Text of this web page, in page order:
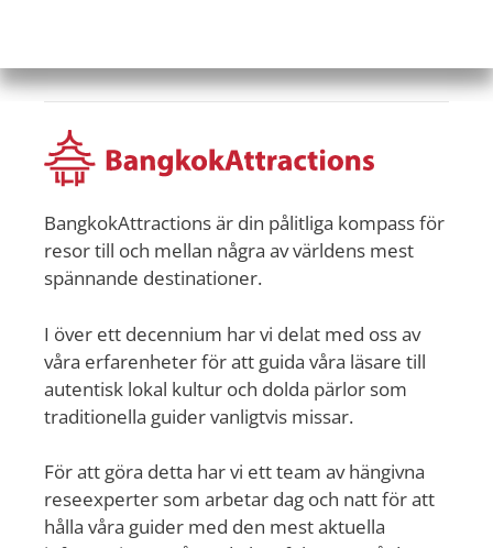
BangkokAttractions är din pålitliga kompass för
resor till och mellan några av världens mest
spännande destinationer.
I över ett decennium har vi delat med oss av
våra erfarenheter för att guida våra läsare till
autentisk lokal kultur och dolda pärlor som
traditionella guider vanligtvis missar.
För att göra detta har vi ett team av hängivna
reseexperter som arbetar dag och natt för att
hålla våra guider med den mest aktuella